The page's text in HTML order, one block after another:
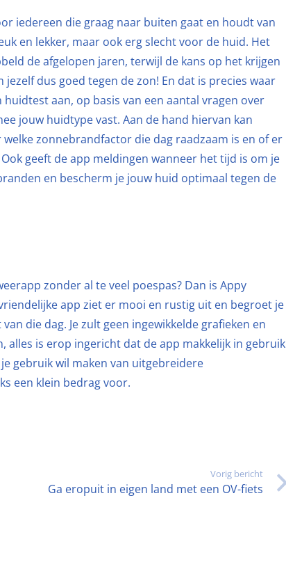
iedereen die graag naar buiten gaat en houdt van
en lekker, maar ook erg slecht voor de huid. Het
de afgelopen jaren, terwijl de kans op het krijgen
dus goed tegen de zon! En dat is precies waar
aan, op basis van een aantal vragen over
jouw huidtype vast. Aan de hand hiervan kan
zonnebrandfactor die dag raadzaam is en of er
geeft de app meldingen wanneer het tijd is om je
en bescherm je jouw huid optimaal tegen de
zonder al te veel poespas? Dan is Appy
app ziet er mooi en rustig uit en begroet je
die dag. Je zult geen ingewikkelde grafieken en
is erop ingericht dat de app makkelijk in gebruik
gebruik wil maken van uitgebreidere
een klein bedrag voor.
Vorig bericht
Ga eropuit in eigen land met een OV-fiets